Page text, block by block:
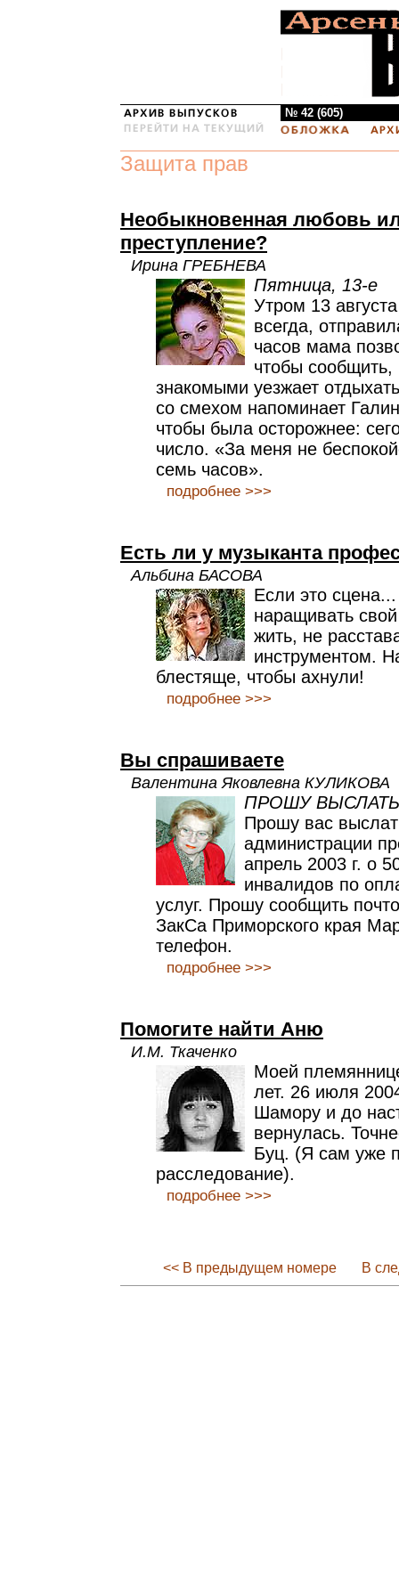
№ 42 (605)
Защита прав
Необыкновенная любовь
преступление?
Ирина ГРЕБНЕВА
Пятница, 13-е
Утром 13
всегда,
часов мама
чтобы сообщить,
знакомыми уезжает
со смехом напоминает
чтобы была осторожнее:
число. «За меня не
семь часов».
подробнее >>>
Есть ли у музыканта
Альбина БАСОВА
Если это
наращивать
жить, не
инструментом.
блестяще, чтобы ахнули!
подробнее >>>
Вы спрашиваете
Валентина Яковлевна КУЛИКОВА
ПРОШУ
Прошу вас
администрации
апрель 2003 г. о
инвалидов по
услуг. Прошу сообщить
ЗакСа Приморского края
телефон.
подробнее >>>
Помогите найти Аню
И.М. Ткаченко
Моей
лет. 26 июля
Шамору и до
вернулась.
Буц. (Я сам уже
расследование).
подробнее >>>
<< В предыдущем номере В